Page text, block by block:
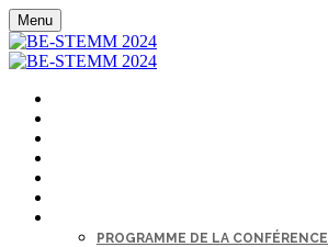
Menu
PROGRAMME DE LA CONFÉRENCE